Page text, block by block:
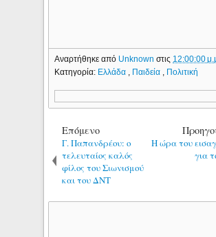
Αναρτήθηκε από Unknownστις 12:00:00
Κατηγορία: Ελλάδα , Παιδεία , Πολιτική
Επόμενο
Γ. Παπανδρέου: ο
τελευταίος καλός
φίλος του Σιωνισμού
και του ΔΝΤ
Η ώρα του
για